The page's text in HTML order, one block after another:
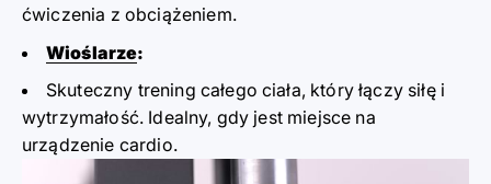
ćwiczenia z obciążeniem.
Wioślarze:
Skuteczny trening całego ciała, który łączy siłę i
wytrzymałość. Idealny, gdy jest miejsce na
urządzenie cardio.